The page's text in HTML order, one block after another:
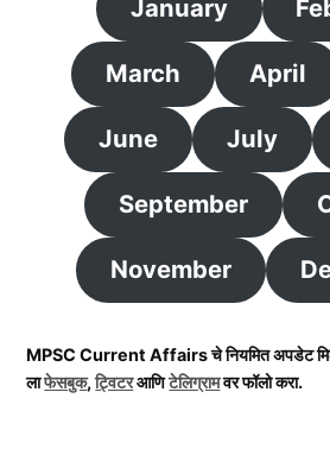
January
March April
June July
September
November
MPSC Current Affairs चे नियमित अपडेट
लाफेसबुक,ट्विटरआणिटेलिग्रामवर फॉलो करा.